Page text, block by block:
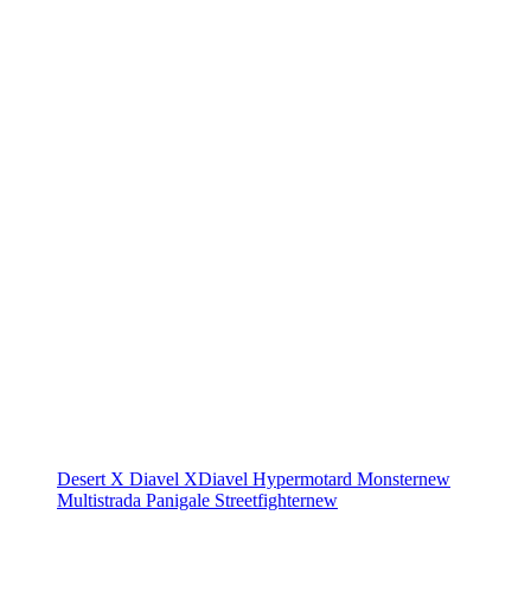
Desert X Diavel XDiavel Hypermotard Monsternew
Multistrada Panigale Streetfighternew